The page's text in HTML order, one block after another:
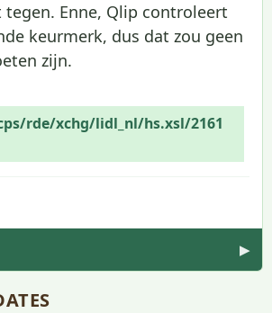
tegen. Enne, Qlip controleert
keurmerk, dus dat zou geen
zijn.
rde/xchg/lidl_nl/hs.xsl/2161
▶